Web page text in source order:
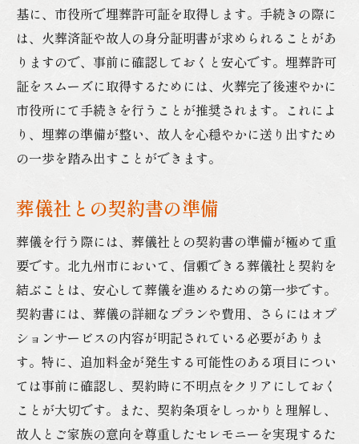
地域特有の書類の取り扱い
手続きの際に注意すべき地域のルール
葬儀当日の手続き準備
役所からのサポートを受ける方法
手続きに関する相談窓口
葬儀後の手続きの流れ
のポイント
準備に関する時間管理のコツ
家族間での役割分担の重要性
葬儀社のサポートを活用する方法
地域の風習を尊重した書類準備
手続きをスムーズに進めるための準備
基に、市役所で埋葬許可証を取得します。手続きの際に
は、火葬済証や故人の身分証明書が求められることがあ
りますので、事前に確認しておくと安心です。埋葬許可
証をスムーズに取得するためには、火葬完了後速やかに
市役所にて手続きを行うことが推奨されます。これによ
り、埋葬の準備が整い、故人を心穏やかに送り出すため
の一歩を踏み出すことができます。
葬儀社との契約書の準備
葬儀を行う際には、葬儀社との契約書の準備が極めて重
要です。北九州市において、信頼できる葬儀社と契約を
結ぶことは、安心して葬儀を進めるための第一歩です。
契約書には、葬儀の詳細なプランや費用、さらにはオプ
ションサービスの内容が明記されている必要がありま
す。特に、追加料金が発生する可能性のある項目につい
ては事前に確認し、契約時に不明点をクリアにしておく
ことが大切です。また、契約条項をしっかりと理解し、
故人とご家族の意向を尊重したセレモニーを実現するた